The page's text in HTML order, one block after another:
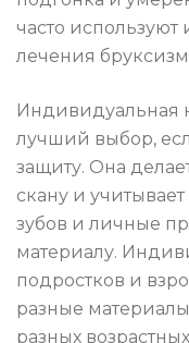
часто
лечения
Индивидуальная
лучший выбор,
защиту. Она
скану и
зубов и личные
материалу.
подростков и
разные
разных